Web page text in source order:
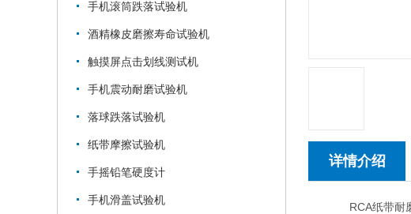
手机滚筒跌落试验机
酒精橡皮磨擦寿命试验机
触摸屏点击划线测试机
手机震动耐磨试验机
落球跌落试验机
纸带摩擦试验机
手摇铅笔硬度计
手机滑盖试验机
详情介绍
RCA纸带耐